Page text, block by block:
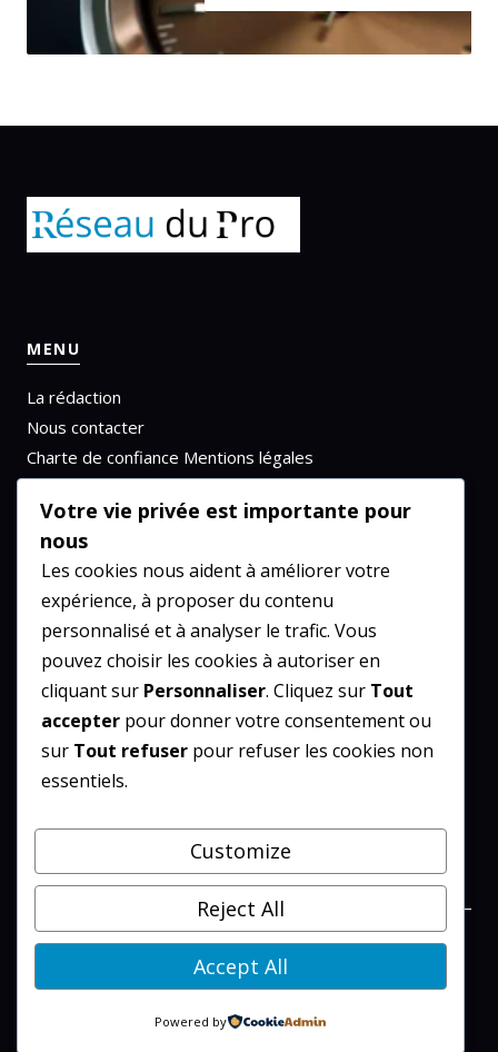
MENU
La rédaction
Nous contacter
Charte de confiance Mentions légales
Politique de confidentialité
RÉSEAU DU PRO
Emploi
Entreprise
Finance
Formation
©2026 Réseau du pro
Votre vie privée est importante pour
nous
Les cookies nous aident à améliorer votre
expérience, à proposer du contenu
personnalisé et à analyser le trafic. Vous
pouvez choisir les cookies à autoriser en
cliquant sur Personnaliser. Cliquez sur Tout
accepter pour donner votre consentement ou
sur Tout refuser pour refuser les cookies non
essentiels.
Customize
Reject All
Accept All
Powered by